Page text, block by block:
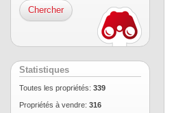
Statistiques
Toutes les propriétés: 339
Propriétés à vendre: 316